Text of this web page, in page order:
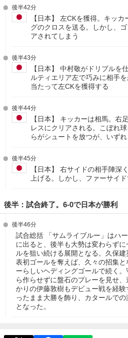
後半42分
【日本】 左CKを獲得。キッ
グのクロスを送る。しかし、
アされてしまう
後半43分
【日本】 中村敬がドリブルを
ルティエリア左で巧みに相手
当たって左CKを獲得する
後半44分
【日本】 キッカーは相馬。右
レスにクリアされる。こぼれ
らがシュートを放つが、いず
後半45分
【日本】 右サイドの相手陣深
上げる。しかし、ファーサイ
後半：試合終了。6-0で日本が勝利
後半46分
試合総括 「サムライブルー」はハ
に出ると、後半も大勢は変わらず
ルを狙い続ける展開となる。久保
表初ゴールを奪えば、久々の招集
ーらしいヘディングゴールで続く
ら作らせずに盤石のプレーを見せ
かりの伊藤敦樹もデビュー戦を経
ったまま大勝を飾り、カタールで
となった。